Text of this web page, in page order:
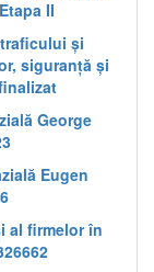
II
și
siguranță și
George
Eugen
al firmelor în